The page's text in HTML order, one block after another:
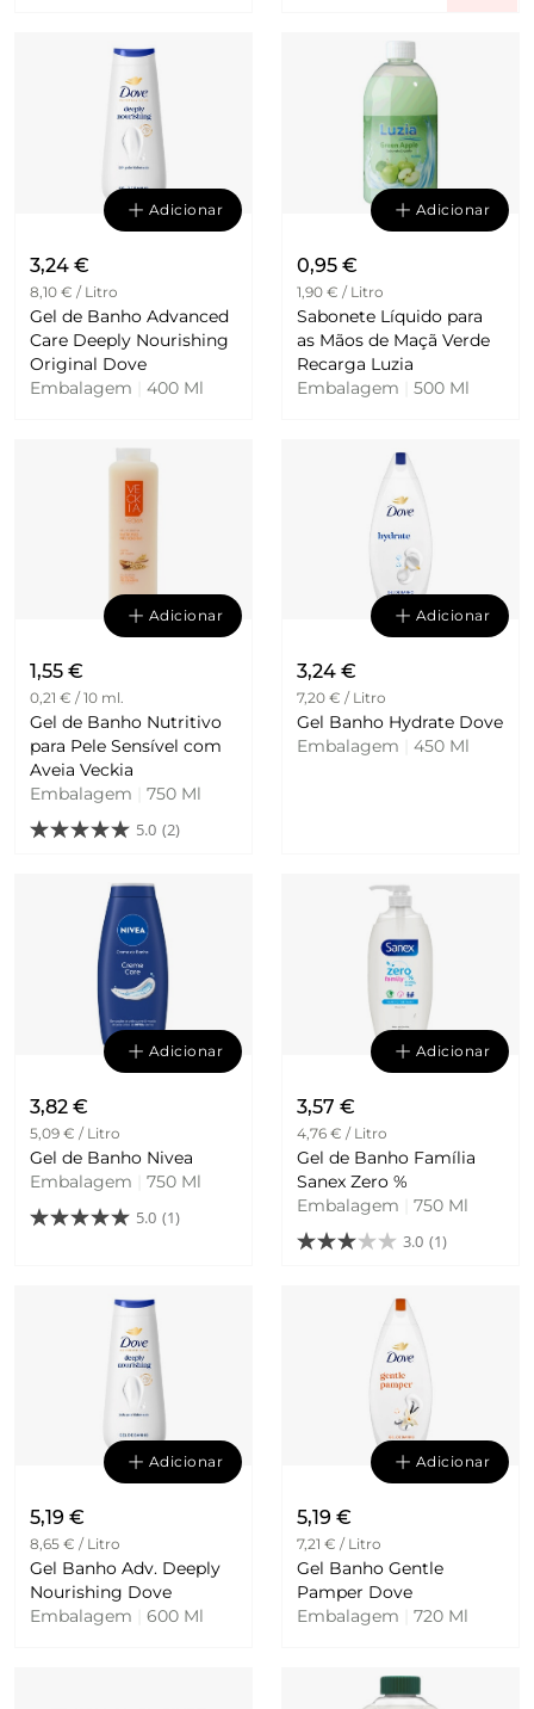
Adicionar
3,24 €
8,10 € / Litro
Gel de Banho Advanced
Care Deeply Nourishing
Original Dove
Embalagem
400 Ml
Adicionar
0,95 €
1,90 € / Litro
Sabonete Líquido para
as Mãos de Maçã Verde
Recarga Luzia
Embalagem
500 Ml
Adicionar
1,55 €
0,21 € / 10 ml.
Gel de Banho Nutritivo
para Pele Sensível com
Aveia Veckia
Embalagem
750 Ml
5.0 (2)
Adicionar
3,24 €
7,20 € / Litro
Gel Banho Hydrate Dove
Embalagem
450 Ml
Adicionar
3,82 €
5,09 € / Litro
Gel de Banho Nivea
Embalagem
750 Ml
5.0 (1)
Adicionar
3,57 €
4,76 € / Litro
Gel de Banho Família
Sanex Zero %
Embalagem
750 Ml
3.0 (1)
Adicionar
5,19 €
8,65 € / Litro
Gel Banho Adv. Deeply
Nourishing Dove
Embalagem
600 Ml
Adicionar
5,19 €
7,21 € / Litro
Gel Banho Gentle
Pamper Dove
Embalagem
720 Ml